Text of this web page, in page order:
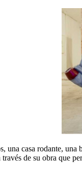
una casa rodante,
de su obra que